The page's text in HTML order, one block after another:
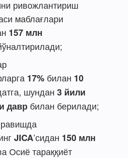
ривожлантириш
маблағлари
157 млн
17% билан 10
шундан 3 йили
давр билан берилади;
JICA’сидан 150 млн
Осиё тараққиёт